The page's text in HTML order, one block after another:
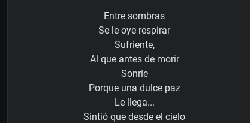
Entre sombras
Se le oye respirar
Sufriente,
Al que antes de morir
Sonríe
Porque una dulce paz
Le llega...
Sintió que desde el cielo